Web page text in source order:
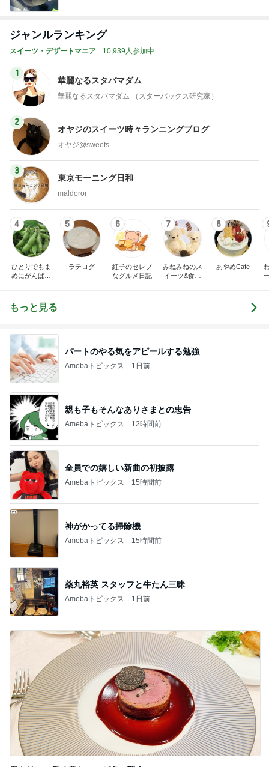
ジャンルランキング
スイーツ・デザートマニア 10,939人参加中
1
華麗なるスタバマダム
華麗なるスタバマダム （スターバックス研究家）
2
オヤジのスイーツ時々ランニングブログ
オヤジ@sweets
3
東京モーニング日和
maldoror
4
ひとりでもま
めにがんばる
5
ラテログ
6
紅子のセレブ
なグルメ日記
7
みねみねのス
イーツ&食パ
8
あやめCafe
もっと見る
パートのやる気をアピールする勉強
Amebaトピックス 1日前
親も子もそんなありさまとの忠告
Amebaトピックス 12時間前
全員での嬉しい新曲の初披露
Amebaトピックス 15時間前
神がかってる掃除機
Amebaトピックス 15時間前
薬丸裕英 スタッフと牛たん三昧
Amebaトピックス 1日前